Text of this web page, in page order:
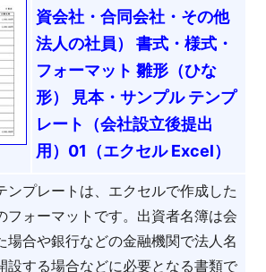
資会社・合同会社・その他
法人の社員） 書式・様式・
フォーマット 雛形（ひな
形） 見本・サンプル テンプ
レート（会社設立後提出
用）01（エクセル Excel）
ンプレートは、エクセルで作成した
フォーマットです。出資者名簿は会
場合や銀行などの金融機関で法人名
設する場合などに必要となる書類で